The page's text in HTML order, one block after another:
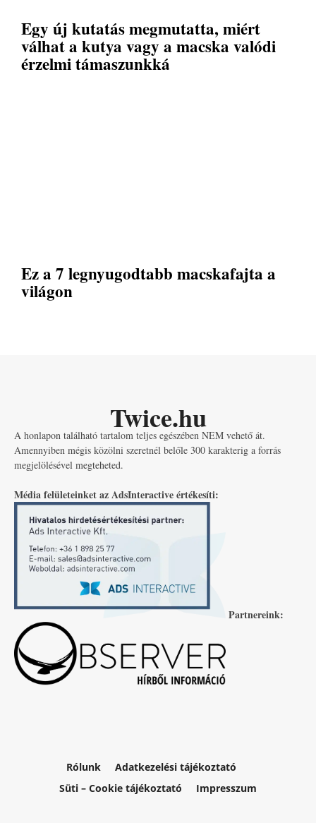
Egy új kutatás megmutatta, miért
válhat a kutya vagy a macska valódi
érzelmi támaszunkká
Ez a 7 legnyugodtabb macskafajta a
világon
Twice.hu
A honlapon található tartalom teljes egészében NEM vehető át.
Amennyiben mégis közölni szeretnél belőle 300 karakterig a forrás
megjelölésével megteheted.
Média felületeinket az AdsInteractive értékesíti:
Partnereink:
Rólunk
Adatkezelési tájékoztató
Süti – Cookie tájékoztató
Impresszum